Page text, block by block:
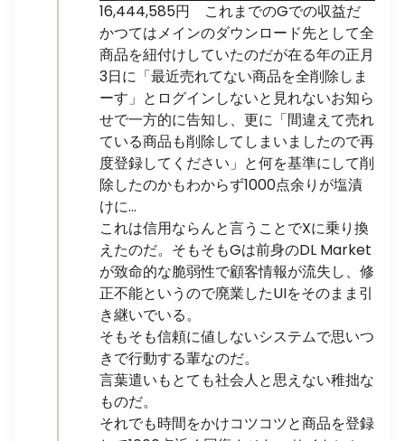
16,444,585円 これまでのGでの収益だ
かつてはメインのダウンロード先として全
商品を紐付けしていたのだが在る年の正月
3日に「最近売れてない商品を全削除しま
ーす」とログインしないと見れないお知ら
せで一方的に告知し、更に「間違えて売れ
ている商品も削除してしまいましたので再
度登録してください」と何を基準にして削
除したのかもわからず1000点余りが塩漬
けに…
これは信用ならんと言うことでXに乗り換
えたのだ。そもそもGは前身のDL Market
が致命的な脆弱性で顧客情報が流失し、修
正不能というので廃業したUIをそのまま引
き継いでいる。
そもそも信頼に値しないシステムで思いつ
きで行動する輩なのだ。
言葉遣いもとても社会人と思えない稚拙な
ものだ。
それでも時間をかけコツコツと商品を登録